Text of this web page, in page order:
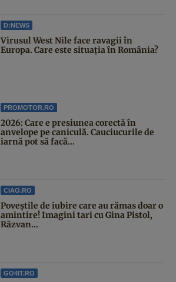
D:NEWS
Virusul West Nile face ravagii în
Europa. Care este situația în România?
PROMOTOR.RO
2026: Care e presiunea corectă în
anvelope pe caniculă. Cauciucurile de
iarnă pot să facă...
CIAO.RO
Poveştile de iubire care au rămas doar o
amintire! Imagini tari cu Gina Pistol,
Răzvan...
GO4IT.RO